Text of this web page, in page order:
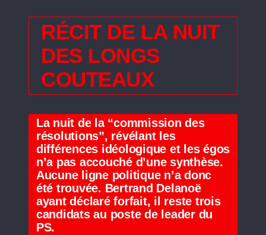
RÉCIT DE LA NUIT
DES LONGS
COUTEAUX
La nuit de la “commission des
résolutions”, révélant les
différences idéologique et les égos
n’a pas accouché d’une synthèse.
Aucune ligne politique n’a donc
été trouvée. Bertrand Delanoë
ayant déclaré forfait, il reste trois
candidats au poste de leader du
PS.